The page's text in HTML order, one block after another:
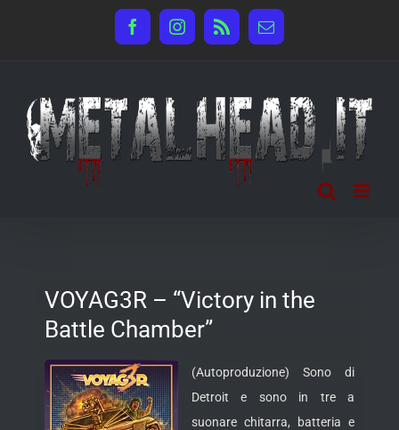
FacebookInstagram
Rss Email
VOYAG3R – “Victory in the
Battle Chamber”
(Autoproduzione) Sono di
Detroit e sono in tre a
suonare chitarra, batteria e